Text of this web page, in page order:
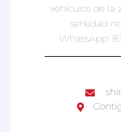
vehículos de la
seriedad
WhatsApp: